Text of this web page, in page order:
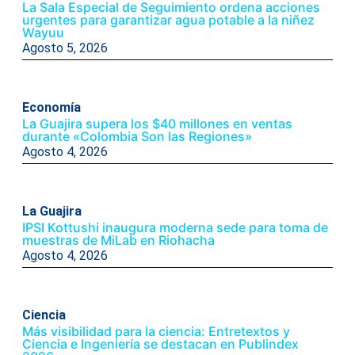
La Sala Especial de Seguimiento ordena acciones
urgentes para garantizar agua potable a la niñez
Wayuu
Agosto 5, 2026
Economía
La Guajira supera los $40 millones en ventas
durante «Colombia Son las Regiones»
Agosto 4, 2026
La Guajira
IPSI Kottushi inaugura moderna sede para toma de
muestras de MiLab en Riohacha
Agosto 4, 2026
Ciencia
Más visibilidad para la ciencia: Entretextos y
Ciencia e Ingeniería se destacan en Publindex